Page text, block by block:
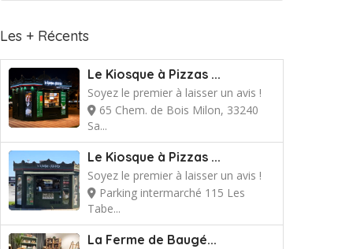
Les + Récents
Le Kiosque à Pizzas ...
Soyez le premier à laisser un avis !
65 Chem. de Bois Milon, 33240
Sa...
Le Kiosque à Pizzas ...
Soyez le premier à laisser un avis !
Parking intermarché 115 Les
Tabe...
La Ferme de Baugé...